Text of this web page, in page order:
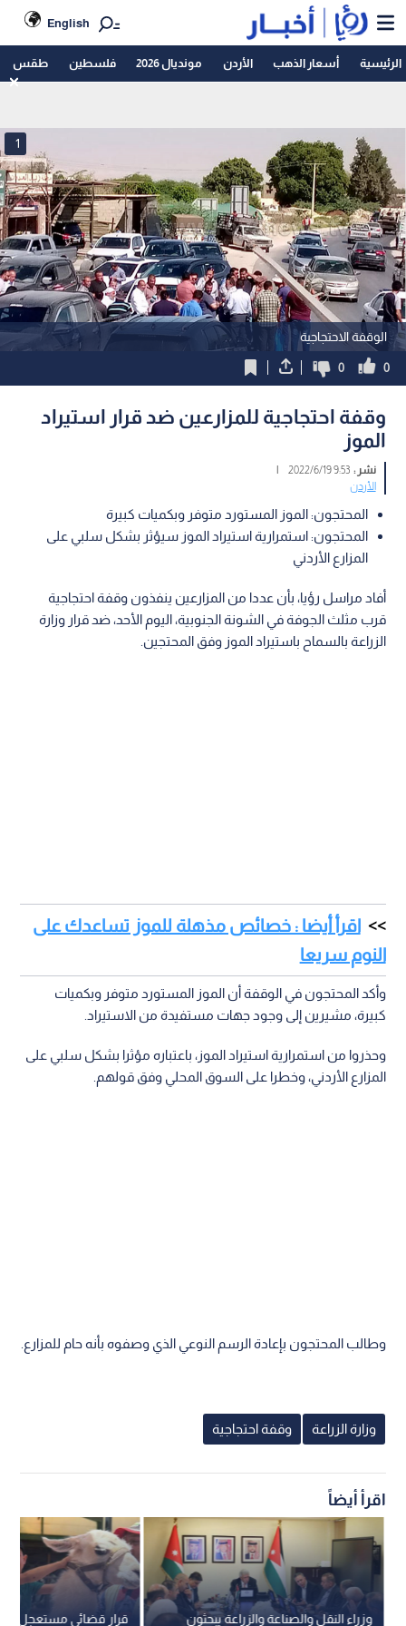
English
الرئيسية أسعار الذهب الأردن مونديال 2026 فلسطين طقس
الوقفة الاحتجاجية
1
0
0
وقفة احتجاجية للمزارعين ضد قرار استيراد
الموز
نشر :9:53 2022/6/19
|
الأردن
المحتجون: الموز المستورد متوفر وبكميات كبيرة
المحتجون: استمرارية استيراد الموز سيؤثر بشكل سلبي على
المزارع الأردني
أفاد مراسل رؤيا، بأن عددا من المزارعين ينفذون وقفة احتجاجية
قرب مثلث الجوفة في الشونة الجنوبية، اليوم الأحد، ضد قرار وزارة
الزراعة بالسماح باستيراد الموز وفق المحتجين.
اقرأ أيضا : خصائص مذهلة للموز تساعدك على
النوم سريعا
وأكد المحتجون في الوقفة أن الموز المستورد متوفر وبكميات
كبيرة، مشيرين إلى وجود جهات مستفيدة من الاستيراد.
وحذروا من استمرارية استيراد الموز، باعتباره مؤثرا بشكل سلبي على
المزارع الأردني، وخطرا على السوق المحلي وفق قولهم.
وطالب المحتجون بإعادة الرسم النوعي الذي وصفوه بأنه حام للمزارع.
وزارة الزراعة وقفة احتجاجية
اقرأ أيضاً
قرار قضائي مستعجل
وزراء النقل والصناعة والزراعة يبحثون